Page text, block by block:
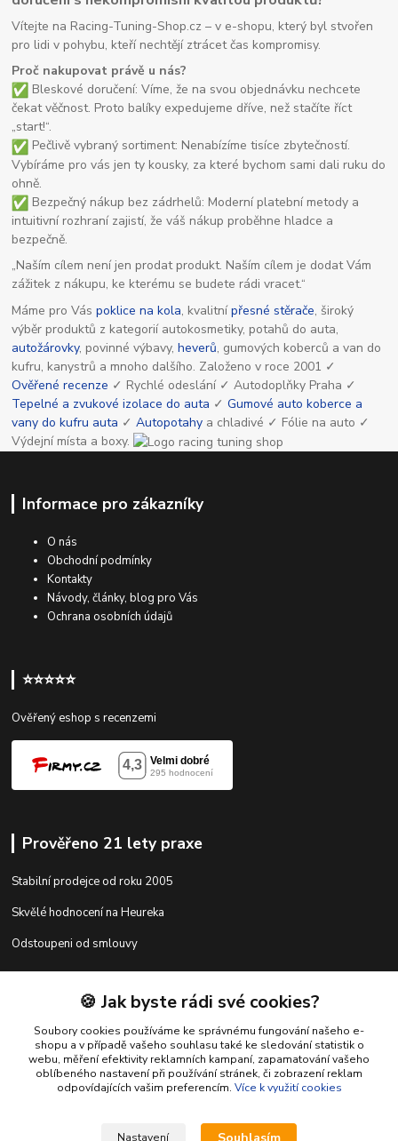
Vítejte na Racing-Tuning-Shop.cz – v e-shopu, který byl stvořen
pro lidi v pohybu, kteří nechtějí ztrácet čas kompromisy.
Proč nakupovat právě u nás?
Bleskové doručení: Víme, že na svou objednávku nechcete
čekat věčnost. Proto balíky expedujeme dříve, než stačíte říct
„start!“.
Pečlivě vybraný sortiment: Nenabízíme tisíce zbytečností.
Vybíráme pro vás jen ty kousky, za které bychom sami dali ruku do
ohně.
Bezpečný nákup bez zádrhelů: Moderní platební metody a
intuitivní rozhraní zajistí, že váš nákup proběhne hladce a
bezpečně.
„Naším cílem není jen prodat produkt. Naším cílem je dodat Vám
zážitek z nákupu, ke kterému se budete rádi vracet.“
Máme pro Váspoklice na kola, kvalitnípřesné stěrače, široký
výběr produktů z kategorií autokosmetiky, potahů do auta,
autožárovky, povinné výbavy,heverů, gumových koberců a van do
kufru, kanystrů a mnoho dalšího. Založeno v roce 2001 ✓
Ověřené recenze ✓ Rychlé odeslání ✓ Autodoplňky Praha ✓
Tepelné a zvukové izolace do auta ✓Gumové auto koberce a
vany do kufru auta ✓Autopotahy a chladivé ✓ Fólie na auto ✓
Výdejní místa a boxy.
Informace pro zákazníky
O nás
Obchodní podmínky
Kontakty
Návody, články, blog pro Vás
Ochrana osobních údajů
⭐⭐⭐⭐⭐
Ověřený eshop s recenzemi
Prověřeno 21 lety praxe
Stabilní prodejce od roku 2005
Skvělé hodnocení na Heureka
Odstoupeni od smlouvy
Kontakty
shop@racing-tuning-shop.cz
🍪 Jak byste rádi své cookies?
Soubory cookies používáme ke správnému fungování našeho e-
shopu a v případě vašeho souhlasu také ke sledování statistik o
webu, měření efektivity reklamních kampaní, zapamatování vašeho
oblíbeného nastavení při používání stránek, či zobrazení reklam
odpovídajících vašim preferencím. Více k využití cookies
Nastavení